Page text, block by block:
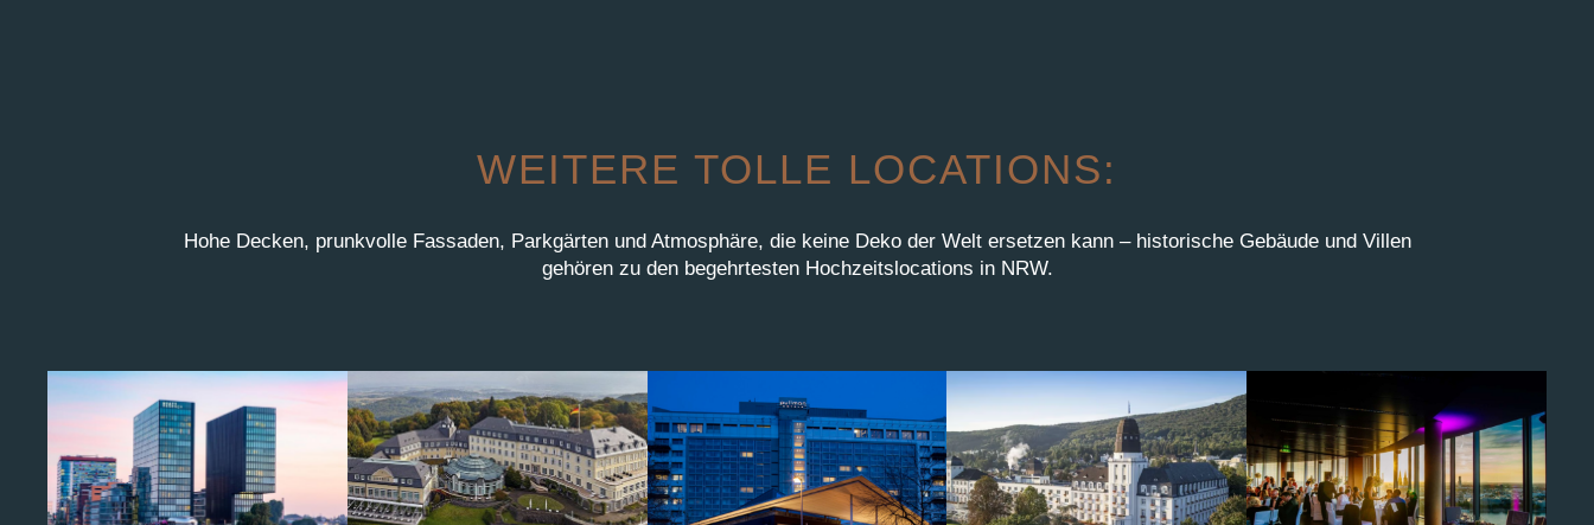
WEITERE TOLLE LOCATIONS:
Hohe Decken, prunkvolle Fassaden, Parkgärten und Atmosphäre, die keine Deko der Welt ersetzen kann – historische Gebäude und Villen
gehören zu den begehrtesten Hochzeitslocations in NRW.